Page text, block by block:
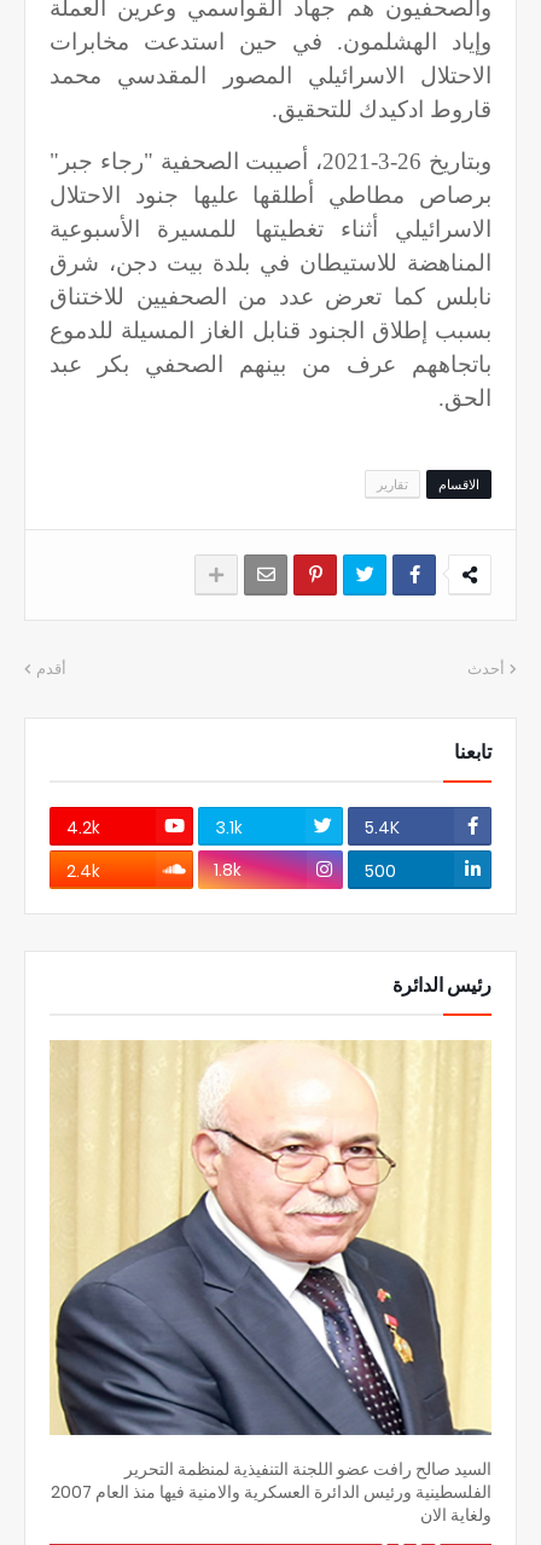
والصحفيون هم جهاد القواسمي وعرين العملة
وإياد الهشلمون. في حين استدعت مخابرات
الاحتلال الاسرائيلي المصور المقدسي محمد
قاروط ادكيدك للتحقيق.
وبتاريخ 26-3-2021، أصيبت الصحفية "رجاء جبر"
برصاص مطاطي أطلقها عليها جنود الاحتلال
الاسرائيلي أثناء تغطيتها للمسيرة الأسبوعية
المناهضة للاستيطان في بلدة بيت دجن، شرق
نابلس كما تعرض عدد من الصحفيين للاختناق
بسبب إطلاق الجنود قنابل الغاز المسيلة للدموع
باتجاههم عرف من بينهم الصحفي بكر عبد
الحق.
الاقسام تقارير
أحدث أقدم
تابعنا
5.4K
3.1k
4.2k
500
1.8k
2.4k
رئيس الدائرة
السيد صالح رافت عضو اللجنة التنفيذية لمنظمة التحرير
الفلسطينية ورئيس الدائرة العسكرية والامنية فيها منذ العام 2007
ولغاية الان